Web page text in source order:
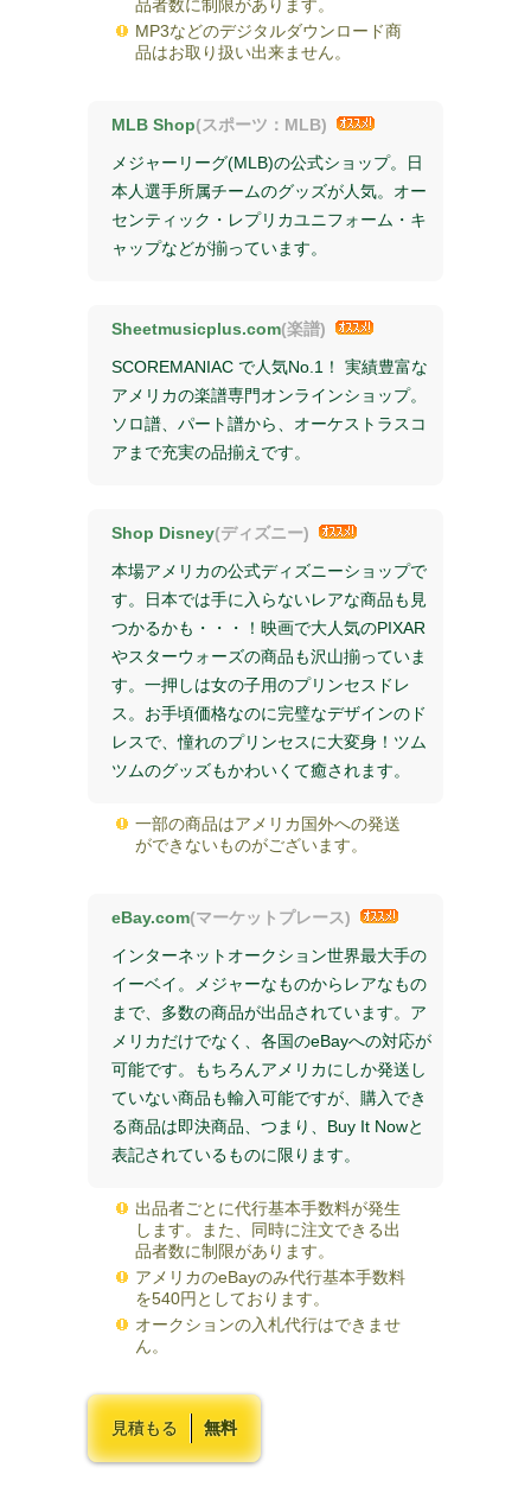
品者数に制限があります。
MP3などのデジタルダウンロード商
品はお取り扱い出来ません。
MLB Shop(スポーツ：MLB)
メジャーリーグ(MLB)の公式ショップ。日
本人選手所属チームのグッズが人気。オー
センティック・レプリカユニフォーム・キ
ャップなどが揃っています。
Sheetmusicplus.com(楽譜)
SCOREMANIAC で人気No.1！ 実績豊富な
アメリカの楽譜専門オンラインショップ。
ソロ譜、パート譜から、オーケストラスコ
アまで充実の品揃えです。
Shop Disney(ディズニー)
本場アメリカの公式ディズニーショップで
す。日本では手に入らないレアな商品も見
つかるかも・・・！映画で大人気のPIXAR
やスターウォーズの商品も沢山揃っていま
す。一押しは女の子用のプリンセスドレ
ス。お手頃価格なのに完璧なデザインのド
レスで、憧れのプリンセスに大変身！ツム
ツムのグッズもかわいくて癒されます。
一部の商品はアメリカ国外への発送
ができないものがございます。
eBay.com(マーケットプレース)
インターネットオークション世界最大手の
イーベイ。メジャーなものからレアなもの
まで、多数の商品が出品されています。ア
メリカだけでなく、各国のeBayへの対応が
可能です。もちろんアメリカにしか発送し
ていない商品も輸入可能ですが、購入でき
る商品は即決商品、つまり、Buy It Nowと
表記されているものに限ります。
出品者ごとに代行基本手数料が発生
します。また、同時に注文できる出
品者数に制限があります。
アメリカのeBayのみ代行基本手数料
を540円としております。
オークションの入札代行はできませ
ん。
見積もる 無料